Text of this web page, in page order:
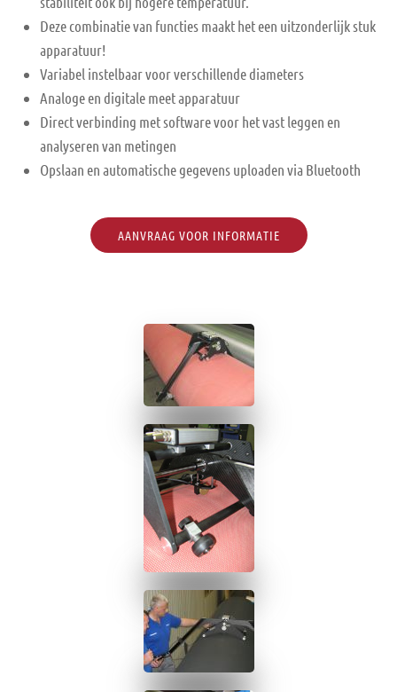
Deze combinatie van functies maakt het een uitzonderlijk stuk
apparatuur!
Variabel instelbaar voor verschillende diameters
Analoge en digitale meet apparatuur
Direct verbinding met software voor het vast leggen en
analyseren van metingen
Opslaan en automatische gegevens uploaden via Bluetooth
AANVRAAG VOOR INFORMATIE